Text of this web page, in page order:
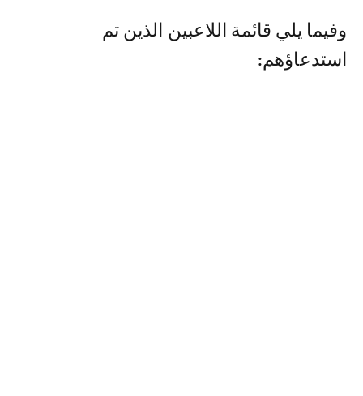
وفيما يلي قائمة اللاعبين الذين تم
استدعاؤهم: